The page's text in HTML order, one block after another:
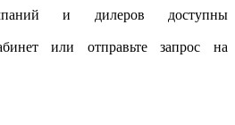
и дилеров доступны
или отправьте запрос на